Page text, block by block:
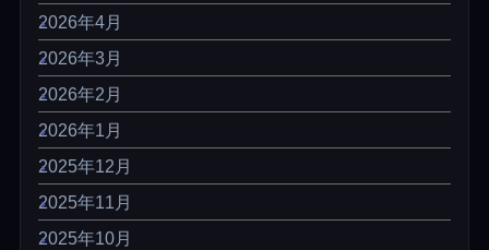
2026年4月
2026年3月
2026年2月
2026年1月
2025年12月
2025年11月
2025年10月